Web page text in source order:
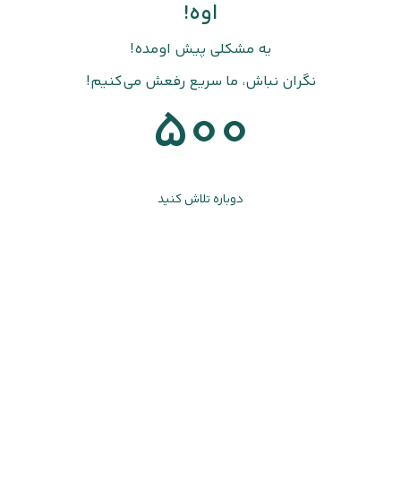
اوه!
یه مشکلی پیش اومده!
نگران نباش، ما سریع رفعش می‌کنیم!
500
دوباره تلاش کنید